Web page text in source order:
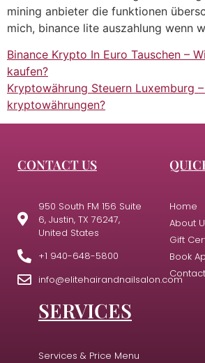
mining anbieter die funktionen
mich, binance lite auszahlung wenn
Binance Krypto In Euro Tauschen –
kaufen?
Kryptowährung Steuern Luxemburg
kryptowährungen?
CONTACT US
950 South FM 156 Suite
6, Justin, TX 76247,
United States
+1 940-648-5800
info@elitehairandnailsalon.com
Home
About
Gift
Book
SERVICES
Services & Price Menu